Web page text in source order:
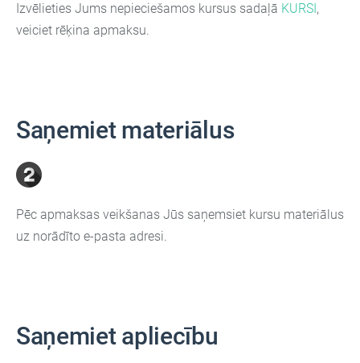
Izvēlieties Jums nepieciešamos kursus sadaļā KURSI,
veiciet rēķina apmaksu.
Saņemiet materiālus
Pēc apmaksas veikšanas Jūs saņemsiet kursu materiālus
uz norādīto e-pasta adresi.
Saņemiet apliecību